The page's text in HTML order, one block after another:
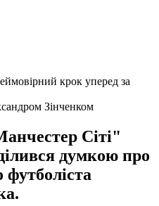
Зінченком
Сіті"
думкою про
футболіста